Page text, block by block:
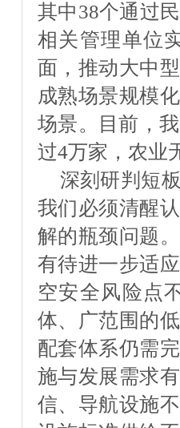
其中38个通过
相关管理单位
面，推动大中
成熟场景规模
场景。目前，
过4万家，农业
深刻研判短
我们必须清醒
解的瓶颈问题
有待进一步适
空安全风险点
体、广范围的
配套体系仍需
施与发展需求
信、导航设施